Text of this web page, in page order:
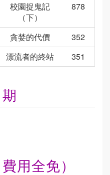
校園捉鬼記
（下）
878
貪婪的代價
352
漂流者的終站 351
用全免）